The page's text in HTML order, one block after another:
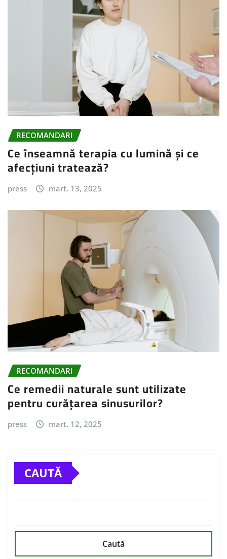
RECOMANDARI
Ce înseamnă terapia cu lumină și ce
afecțiuni tratează?
press mart. 13, 2025
RECOMANDARI
Ce remedii naturale sunt utilizate
pentru curățarea sinusurilor?
press mart. 12, 2025
CAUTĂ
Caută